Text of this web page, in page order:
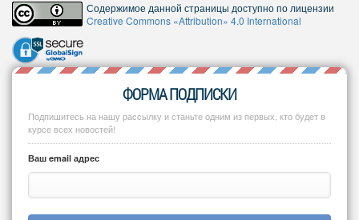
Содержимое данной страницы доступно по лицензии
Creative Commons «Attribution» 4.0 International
ФОРМА ПОДПИСКИ
Подпишитесь на нашу рассылку и станьте одним из первых, кто будет в
курсе всех новостей!
Ваш email адрес